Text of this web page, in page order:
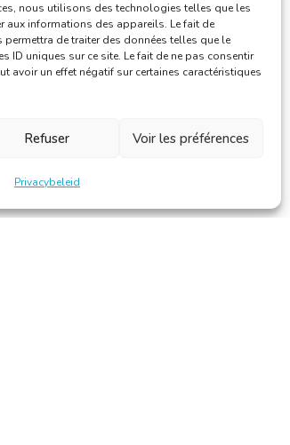
nous utilisons des technologies telles que les
aux informations des appareils. Le fait de
de traiter des données telles que le
ID uniques sur ce site. Le fait de ne pas consentir
avoir un effet négatif sur certaines caractéristiques
Refuser Voir les préférences
Privacybeleid